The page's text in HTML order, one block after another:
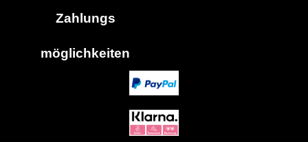
Zahlungs
möglich keiten